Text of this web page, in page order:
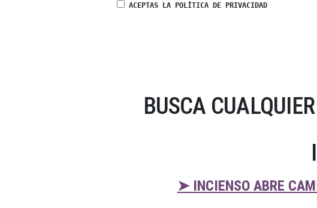
ACEPTAS LA POLÍTICA DE PRIVACIDAD
BUSCA
➤ INCIENSO ABRE